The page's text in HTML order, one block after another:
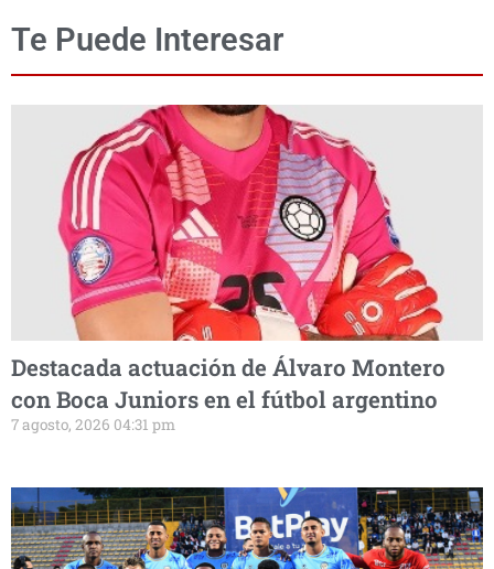
Te Puede Interesar
Destacada actuación de Álvaro Montero
con Boca Juniors en el fútbol argentino
7 agosto, 2026 04:31 pm